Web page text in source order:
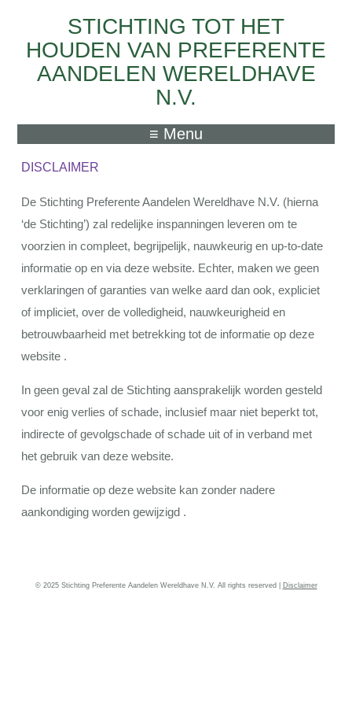
Skip to main contentSTICHTING TOT HET
HOUDEN VAN PREFERENTE
AANDELEN WERELDHAVE
N.V.
≡ Menu
DISCLAIMER
De Stichting Preferente Aandelen Wereldhave N.V. (hierna
‘de Stichting’) zal redelijke inspanningen leveren om te
voorzien in compleet, begrijpelijk, nauwkeurig en up-to-date
informatie op en via deze website. Echter, maken we geen
verklaringen of garanties van welke aard dan ook, expliciet
of impliciet, over de volledigheid, nauwkeurigheid en
betrouwbaarheid met betrekking tot de informatie op deze
website .
In geen geval zal de Stichting aansprakelijk worden gesteld
voor enig verlies of schade, inclusief maar niet beperkt tot,
indirecte of gevolgschade of schade uit of in verband met
het gebruik van deze website.
De informatie op deze website kan zonder nadere
aankondiging worden gewijzigd .
© 2025 Stichting Preferente Aandelen Wereldhave N.V. All rights reserved | Disclaimer